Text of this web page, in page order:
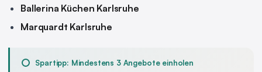
Ballerina Küchen Karlsruhe
Marquardt Karlsruhe
Spartipp: Mindestens 3 Angebote einholen